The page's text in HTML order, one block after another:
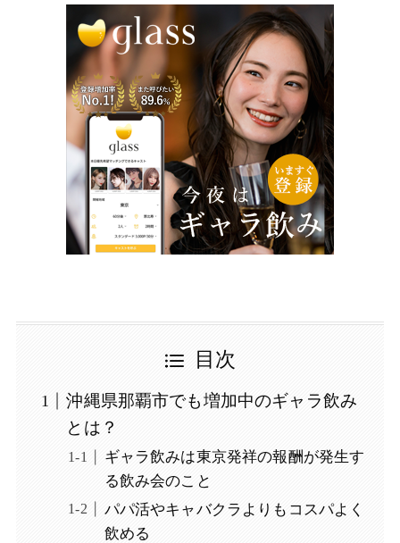
目次
沖縄県那覇市でも増加中のギャラ飲み
とは？
ギャラ飲みは東京発祥の報酬が発生す
る飲み会のこと
パパ活やキャバクラよりもコスパよく
飲める